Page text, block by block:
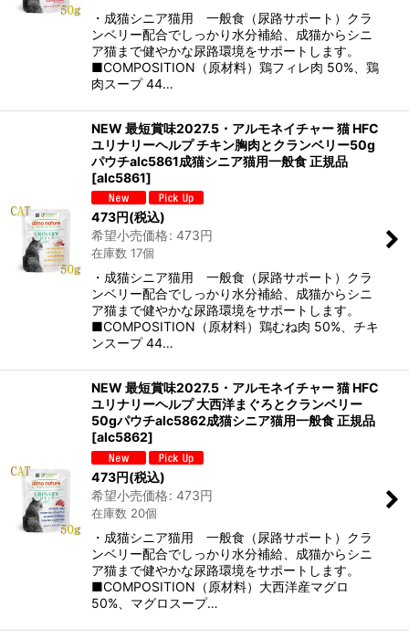
・成猫シニア猫用 一般食（尿路サポート）クラ
ンベリー配合でしっかり水分補給、成猫からシニ
ア猫まで健やかな尿路環境をサポートします。
■COMPOSITION（原材料）鶏フィレ肉 50%、鶏
肉スープ 44…
NEW 最短賞味2027.5・アルモネイチャー 猫 HFC
ユリナリーヘルプ チキン胸肉とクランベリー50g
パウチalc5861成猫シニア猫用一般食 正規品
[alc5861]
473円(税込)
希望小売価格: 473円
在庫数 17個
・成猫シニア猫用 一般食（尿路サポート）クラ
ンベリー配合でしっかり水分補給、成猫からシニ
ア猫まで健やかな尿路環境をサポートします。
■COMPOSITION（原材料）鶏むね肉 50%、チキ
ンスープ 44…
NEW 最短賞味2027.5・アルモネイチャー 猫 HFC
ユリナリーヘルプ 大西洋まぐろとクランベリー
50gパウチalc5862成猫シニア猫用一般食 正規品
[alc5862]
473円(税込)
希望小売価格: 473円
在庫数 20個
・成猫シニア猫用 一般食（尿路サポート）クラ
ンベリー配合でしっかり水分補給、成猫からシニ
ア猫まで健やかな尿路環境をサポートします。
■COMPOSITION（原材料）大西洋産マグロ
50%、マグロスープ…